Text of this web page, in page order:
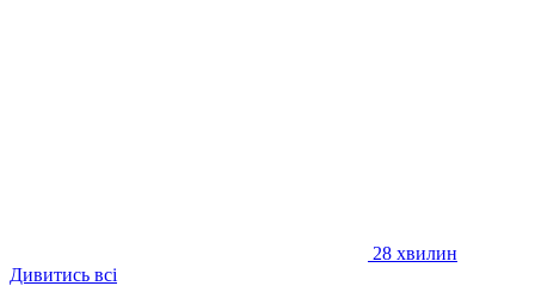
28 хвилин
Дивитись всі